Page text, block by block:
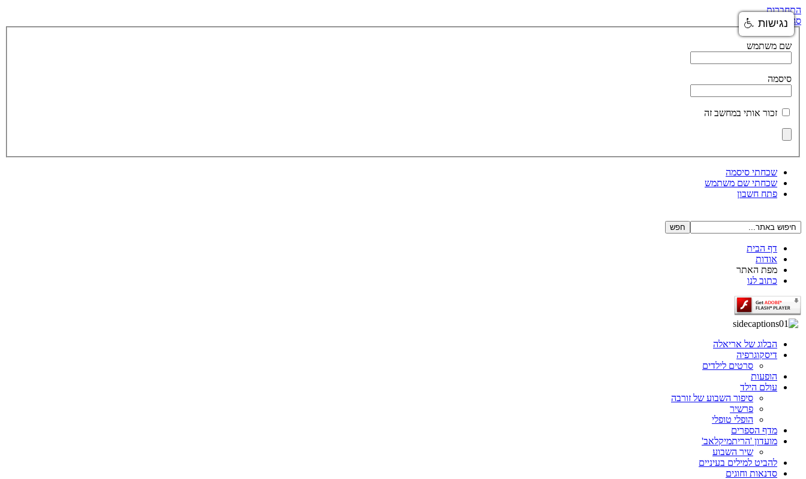
התחברות
סגור
שם משתמש
סיסמה
זכור אותי במחשב זה
שכחתי סיסמה
שכחתי שם משתמש
פתח חשבון
דף הבית
אודות
מפת האתר
כתוב לנו
הבלוג של אריאלה
דיסקוגרפיה
סרטים לילדים
הופעות
עולם הילד
סיפור השבוע של זורבה
פרשיר
הופלי טופלי
מדף הספרים
מועדון 'הריתמיקלאב'
שיר השבוע
להביט למילים בעיניים
סדנאות וחוגים
נגישות